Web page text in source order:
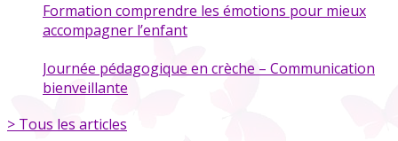
Formation comprendre les émotions pour mieux
accompagner l’enfant
Journée pédagogique en crèche – Communication
bienveillante
> Tous les articles